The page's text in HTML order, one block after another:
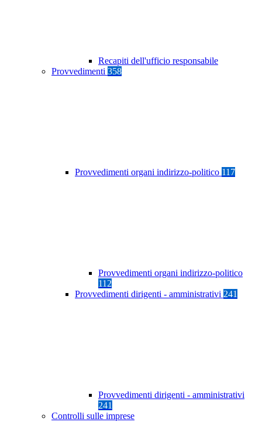
Recapiti dell'ufficio responsabile
Provvedimenti 358
Provvedimenti organi indirizzo-politico 117
Provvedimenti organi indirizzo-politico
112
Provvedimenti dirigenti - amministrativi 241
Provvedimenti dirigenti - amministrativi
241
Controlli sulle imprese